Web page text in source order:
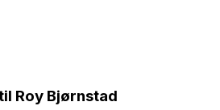
Roy Bjørnstad